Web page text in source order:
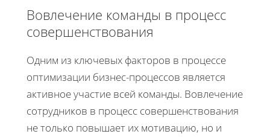
Вовлечение команды в процесс
совершенствования
Одним из ключевых факторов в процессе
оптимизации бизнес-процессов является
активное участие всей команды. Вовлечение
сотрудников в процесс совершенствования
не только повышает их мотивацию, но и